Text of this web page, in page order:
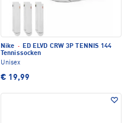
Nike · ED ELVD CRW 3P TENNIS 144
Tennissocken
Unisex
€ 19,99